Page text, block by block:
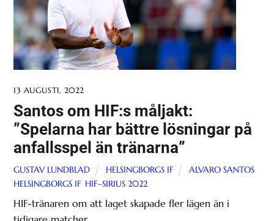
13 AUGUSTI, 2022
Santos om HIF:s måljakt:
”Spelarna har bättre lösningar på
anfallsspel än tränarna”
GUSTAV LUNDBLAD HELSINGBORGS IF ALVARO SANTOS,
HELSINGBORGS IF, HIF–SIRIUS 2022
HIF-tränaren om att laget skapade fler lägen än i